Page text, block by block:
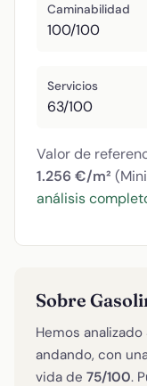
Caminabilidad
100/100
Servicios
63/100
Valor de
1.256 €/m²
análisis
Sobre
Hemos analizado
andando, con
vida de 75/100.